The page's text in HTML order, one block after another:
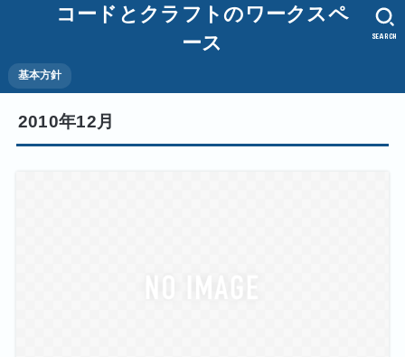
コードとクラフトのワークスペ
ース
基本方針
SEARCH
2010年12月